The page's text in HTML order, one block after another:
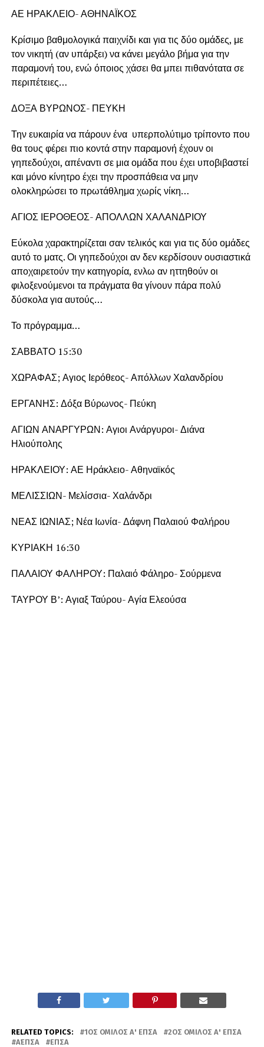
ΑΕ ΗΡΑΚΛΕΙΟ- ΑΘΗΝΑΪΚΟΣ
Κρίσιμο βαθμολογικά παιχνίδι και για τις δύο ομάδες, με
τον νικητή (αν υπάρξει) να κάνει μεγάλο βήμα για την
παραμονή του, ενώ όποιος χάσει θα μπει πιθανότατα σε
περιπέτειες…
ΔΟΞΑ ΒΥΡΩΝΟΣ- ΠΕΥΚΗ
Την ευκαιρία να πάρουν ένα υπερπολύτιμο τρίποντο που
θα τους φέρει πιο κοντά στην παραμονή έχουν οι
γηπεδούχοι, απέναντι σε μια ομάδα που έχει υποβιβαστεί
και μόνο κίνητρο έχει την προσπάθεια να μην
ολοκληρώσει το πρωτάθλημα χωρίς νίκη…
ΑΓΙΟΣ ΙΕΡΟΘΕΟΣ- ΑΠΟΛΛΩΝ ΧΑΛΑΝΔΡΙΟΥ
Εύκολα χαρακτηρίζεται σαν τελικός και για τις δύο ομάδες
αυτό το ματς. Οι γηπεδούχοι αν δεν κερδίσουν ουσιαστικά
αποχαιρετούν την κατηγορία, ενλω αν ηττηθούν οι
φιλοξενούμενοι τα πράγματα θα γίνουν πάρα πολύ
δύσκολα για αυτούς…
Το πρόγραμμα…
ΣΑΒΒΑΤΟ 15:30
ΧΩΡΑΦΑΣ; Αγιος Ιερόθεος- Απόλλων Χαλανδρίου
ΕΡΓΑΝΗΣ: Δόξα Βύρωνος- Πεύκη
ΑΓΙΩΝ ΑΝΑΡΓΥΡΩΝ: Αγιοι Ανάργυροι- Διάνα
Ηλιούπολης
ΗΡΑΚΛΕΙΟΥ: ΑΕ Ηράκλειο- Αθηναϊκός
ΜΕΛΙΣΣΙΩΝ- Μελίσσια- Χαλάνδρι
ΝΕΑΣ ΙΩΝΙΑΣ; Νέα Ιωνία- Δάφνη Παλαιού Φαλήρου
ΚΥΡΙΑΚΗ 16:30
ΠΑΛΑΙΟΥ ΦΑΛΗΡΟΥ: Παλαιό Φάληρο- Σούρμενα
ΤΑΥΡΟΥ Β’: Αγιαξ Ταύρου- Αγία Ελεούσα
RELATED TOPICS: 1ΟΣ ΌΜΙΛΟΣ Α' ΕΠΣΑ
2ΟΣ ΌΜΙΛΟΣ Α' ΕΠΣΑ
Α΄ΕΠΣΑ
ΕΠΣΑ